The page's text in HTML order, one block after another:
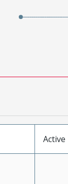
Active